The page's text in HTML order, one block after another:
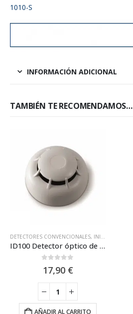
1010-S
INFORMACIÓN ADICIONAL
TAMBIÉN TE RECOMENDAMOS…
DETECTORES CONVENCIONALES, INIM ELECTRONICS
ID100 Detector óptico de humo convencional Inim
17,90 €
AÑADIR AL CARRITO